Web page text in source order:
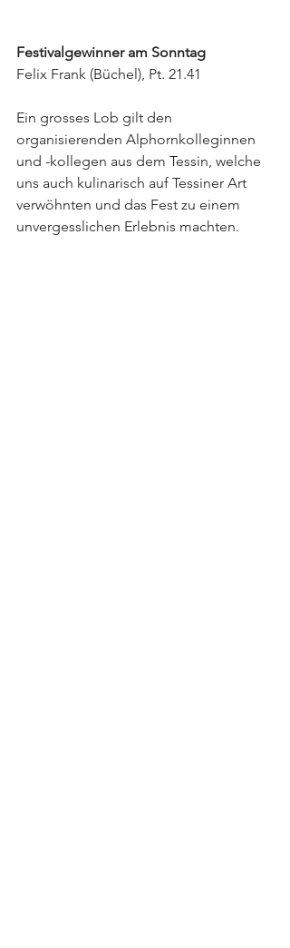
Festivalgewinner am Sonntag
Felix Frank (Büchel), Pt. 21.41
Ein grosses Lob gilt den
organisierenden Alphornkolleginnen
und -kollegen aus dem Tessin, welche
uns auch kulinarisch auf Tessiner Art
verwöhnten und das Fest zu einem
unvergesslichen Erlebnis machten.